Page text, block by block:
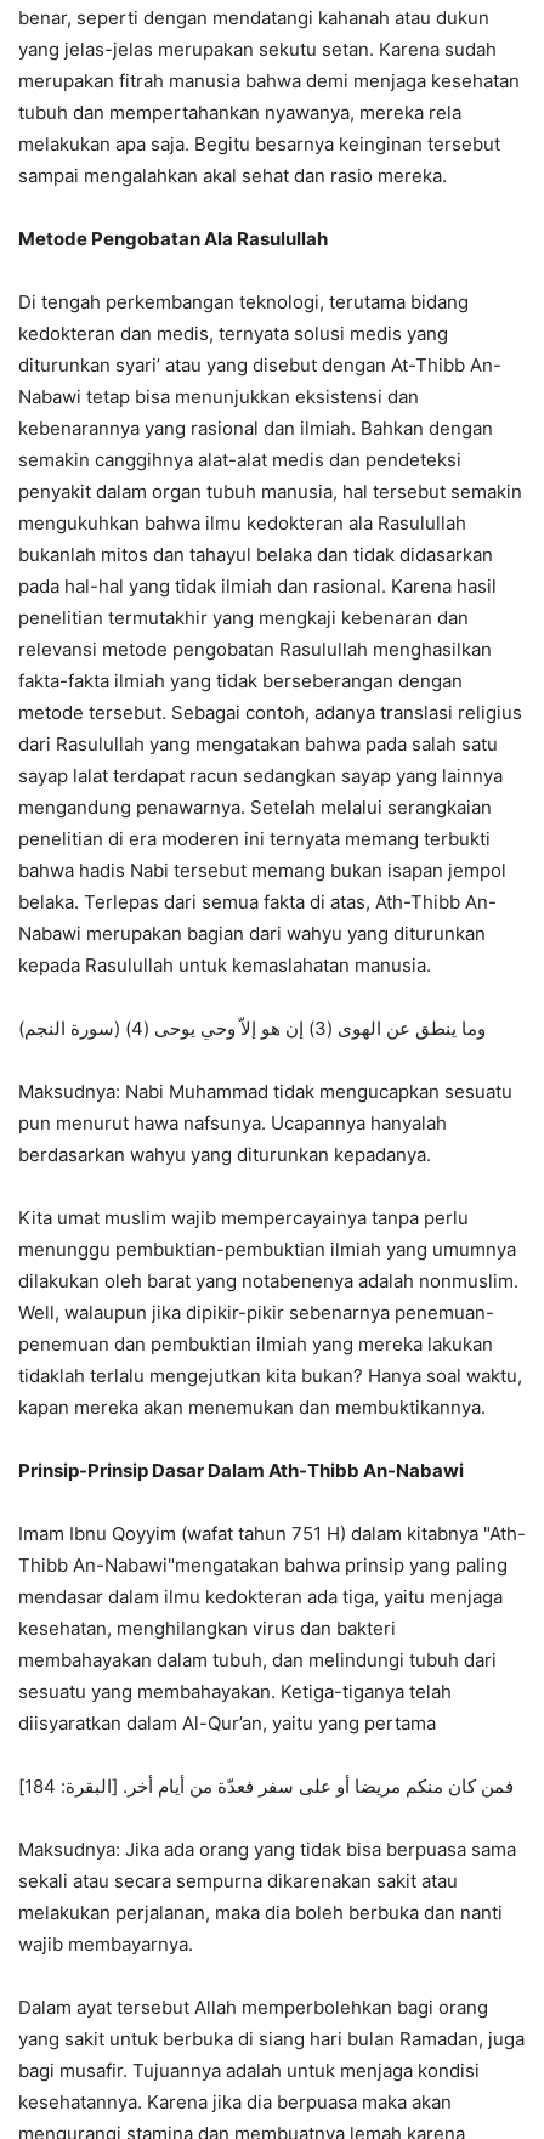
benar, seperti dengan mendatangi kahanah atau dukun
yang jelas-jelas merupakan sekutu setan. Karena sudah
merupakan fitrah manusia bahwa demi menjaga kesehatan
tubuh dan mempertahankan nyawanya, mereka rela
melakukan apa saja. Begitu besarnya keinginan tersebut
sampai mengalahkan akal sehat dan rasio mereka.
Metode Pengobatan Ala Rasulullah
Di tengah perkembangan teknologi, terutama bidang
kedokteran dan medis, ternyata solusi medis yang
diturunkan syari’ atau yang disebut dengan At-Thibb An-
Nabawi tetap bisa menunjukkan eksistensi dan
kebenarannya yang rasional dan ilmiah. Bahkan dengan
semakin canggihnya alat-alat medis dan pendeteksi
penyakit dalam organ tubuh manusia, hal tersebut semakin
mengukuhkan bahwa ilmu kedokteran ala Rasulullah
bukanlah mitos dan tahayul belaka dan tidak didasarkan
pada hal-hal yang tidak ilmiah dan rasional. Karena hasil
penelitian termutakhir yang mengkaji kebenaran dan
relevansi metode pengobatan Rasulullah menghasilkan
fakta-fakta ilmiah yang tidak berseberangan dengan
metode tersebut. Sebagai contoh, adanya translasi religius
dari Rasulullah yang mengatakan bahwa pada salah satu
sayap lalat terdapat racun sedangkan sayap yang lainnya
mengandung penawarnya. Setelah melalui serangkaian
penelitian di era moderen ini ternyata memang terbukti
bahwa hadis Nabi tersebut memang bukan isapan jempol
belaka. Terlepas dari semua fakta di atas, Ath-Thibb An-
Nabawi merupakan bagian dari wahyu yang diturunkan
kepada Rasulullah untuk kemaslahatan manusia.
وما ينطق عن الهوى (3) إن هو إلاّ وحي يوحى (4) (سورة النجم)
Maksudnya: Nabi Muhammad tidak mengucapkan sesuatu
pun menurut hawa nafsunya. Ucapannya hanyalah
berdasarkan wahyu yang diturunkan kepadanya.
Kita umat muslim wajib mempercayainya tanpa perlu
menunggu pembuktian-pembuktian ilmiah yang umumnya
dilakukan oleh barat yang notabenenya adalah nonmuslim.
Well, walaupun jika dipikir-pikir sebenarnya penemuan-
penemuan dan pembuktian ilmiah yang mereka lakukan
tidaklah terlalu mengejutkan kita bukan? Hanya soal waktu,
kapan mereka akan menemukan dan membuktikannya.
Prinsip-Prinsip Dasar Dalam Ath-Thibb An-Nabawi
Imam Ibnu Qoyyim (wafat tahun 751 H) dalam kitabnya "Ath-
Thibb An-Nabawi"mengatakan bahwa prinsip yang paling
mendasar dalam ilmu kedokteran ada tiga, yaitu menjaga
kesehatan, menghilangkan virus dan bakteri
membahayakan dalam tubuh, dan melindungi tubuh dari
sesuatu yang membahayakan. Ketiga-tiganya telah
diisyaratkan dalam Al-Qur’an, yaitu yang pertama
فمن كان منكم مريضا أو على سفر فعدّة من أيام أخر. [البقرة: 184]
Maksudnya: Jika ada orang yang tidak bisa berpuasa sama
sekali atau secara sempurna dikarenakan sakit atau
melakukan perjalanan, maka dia boleh berbuka dan nanti
wajib membayarnya.
Dalam ayat tersebut Allah memperbolehkan bagi orang
yang sakit untuk berbuka di siang hari bulan Ramadan, juga
bagi musafir. Tujuannya adalah untuk menjaga kondisi
kesehatannya. Karena jika dia berpuasa maka akan
mengurangi stamina dan membuatnya lemah karena